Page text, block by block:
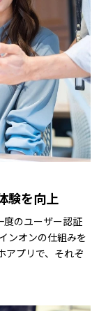
験を向上
度のユーザー認証
ンオンの仕組みを
アプリで、それぞ